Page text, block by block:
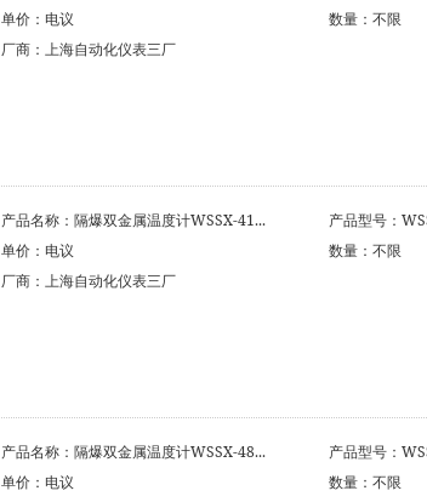
单价：电议
厂商：上海自动化仪表三厂
数量：不限
产品名称：隔爆双金属温度计WSSX-41...
单价：电议
厂商：上海自动化仪表三厂
产品型号：
数量：不限
产品名称：隔爆双金属温度计WSSX-48...
单价：电议
产品型号：
数量：不限